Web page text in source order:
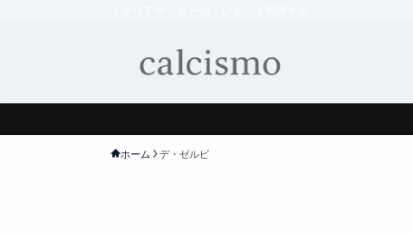
ホーム デ・ゼルビ